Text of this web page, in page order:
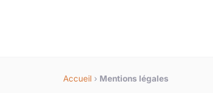
Accueil › Mentions légales